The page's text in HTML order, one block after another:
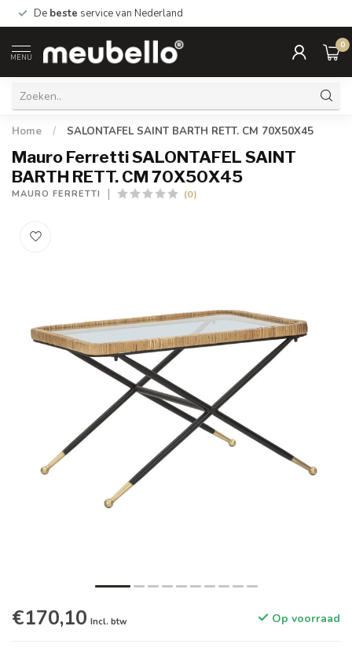
De beste service van Nederland
MENU
0
Home / SALONTAFEL SAINT BARTH RETT. CM 70X50X45
Mauro Ferretti SALONTAFEL SAINT
BARTH RETT. CM 70X50X45
MAURO FERRETTI (0)
€170,10 Incl. btw Op voorraad